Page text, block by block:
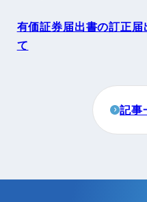
有価証券届出書の訂正
て
記事